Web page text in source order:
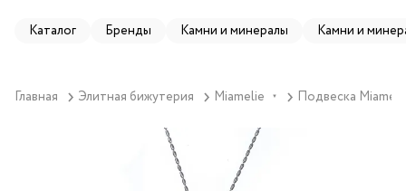
Каталог Бренды Камни и минералы Камни и
Главная Элитная бижутерия Miamelie ▼ Подвеска